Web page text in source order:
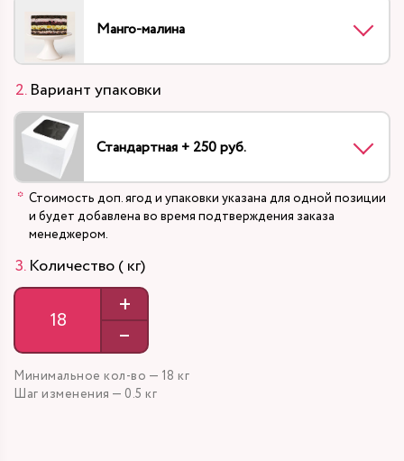
Манго-малина
Вариант упаковки
Стандартная + 250 руб.
Стоимость доп. ягод и упаковки указана для одной позиции
и будет добавлена во время подтверждения заказа
менеджером.
Количество ( кг)
+
–
Минимальное кол-во — 18 кг
Шаг изменения — 0.5 кг